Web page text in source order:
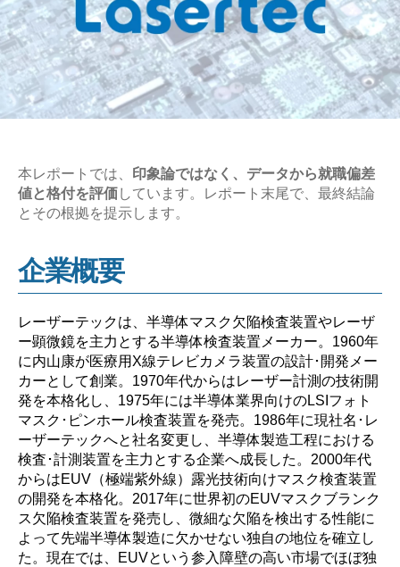
本レポートでは、
印象論ではなく、データから就職偏差
値と格付を評価しています。レポート末尾で、最終結論
とその根拠を提示します。
企業概要
レーザーテックは、半導体マスク欠陥検査装置やレーザ
ー顕微鏡を主力とする半導体検査装置メーカー。1960年
に内山康が医療用X線テレビカメラ装置の設計･開発メー
カーとして創業。1970年代からはレーザー計測の技術開
発を本格化し、1975年には半導体業界向けのLSIフォト
マスク･ピンホール検査装置を発売。1986年に現社名･レ
ーザーテックへと社名変更し、半導体製造工程における
検査･計測装置を主力とする企業へ成長した。2000年代
からはEUV（極端紫外線）露光技術向けマスク検査装置
の開発を本格化。2017年に世界初のEUVマスクブランク
ス欠陥検査装置を発売し、微細な欠陥を検出する性能に
よって先端半導体製造に欠かせない独自の地位を確立し
た。現在では、EUVという参入障壁の高い市場でほぼ独